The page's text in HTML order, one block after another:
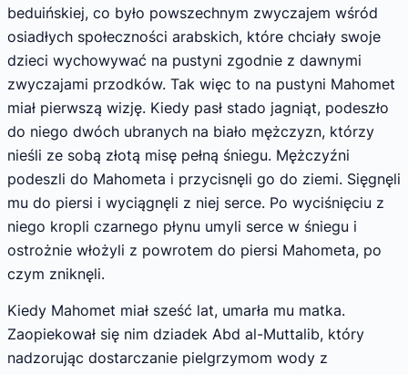
beduińskiej, co było powszechnym zwyczajem wśród
osiadłych społeczności arabskich, które chciały swoje
dzieci wychowywać na pustyni zgodnie z dawnymi
zwyczajami przodków. Tak więc to na pustyni Mahomet
miał pierwszą wizję. Kiedy pasł stado jagniąt, podeszło
do niego dwóch ubranych na biało mężczyzn, którzy
nieśli ze sobą złotą misę pełną śniegu. Mężczyźni
podeszli do Mahometa i przycisnęli go do ziemi. Sięgnęli
mu do piersi i wyciągnęli z niej serce. Po wyciśnięciu z
niego kropli czarnego płynu umyli serce w śniegu i
ostrożnie włożyli z powrotem do piersi Mahometa, po
czym zniknęli.
Kiedy Mahomet miał sześć lat, umarła mu matka.
Zaopiekował się nim dziadek Abd al-Muttalib, który
nadzorując dostarczanie pielgrzymom wody z